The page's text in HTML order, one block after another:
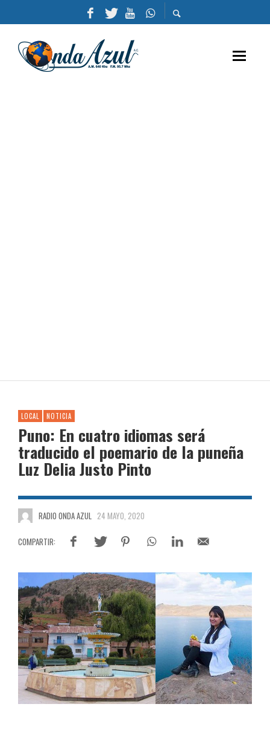
LOCAL NOTICIA
Puno: En cuatro idiomas será
traducido el poemario de la puneña
Luz Delia Justo Pinto
RADIO ONDA AZUL 24 MAYO, 2020